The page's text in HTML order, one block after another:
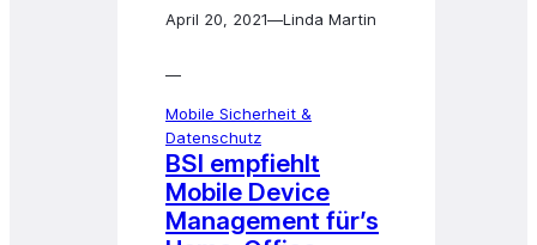
April 20, 2021—Linda Martin
—
Mobile Sicherheit &
Datenschutz
BSI empfiehlt
Mobile Device
Management für’s